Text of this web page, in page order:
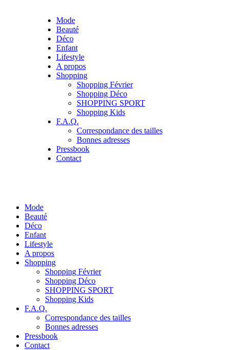
Mode
Beauté
Déco
Enfant
Lifestyle
A propos
Shopping
Shopping Février
Shopping Déco
SHOPPING SPORT
Shopping Kids
F.A.Q.
Correspondance des tailles
Bonnes adresses
Pressbook
Contact
Mode
Beauté
Déco
Enfant
Lifestyle
A propos
Shopping
Shopping Février
Shopping Déco
SHOPPING SPORT
Shopping Kids
F.A.Q.
Correspondance des tailles
Bonnes adresses
Pressbook
Contact